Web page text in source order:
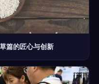
篇的匠心与创新